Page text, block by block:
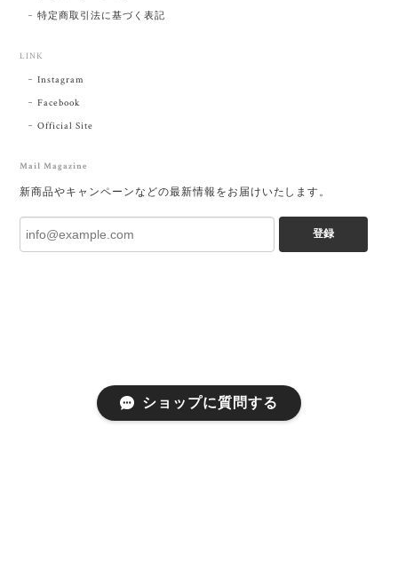
特定商取引法に基づく表記
LINK
Instagram
Facebook
Official Site
Mail Magazine
新商品やキャンペーンなどの最新情報をお届けいたします。
登録
ショップに質問する